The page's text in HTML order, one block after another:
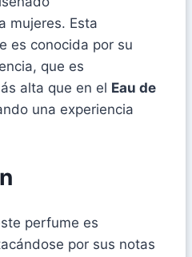
mujeres. Esta
es conocida por su
que es
alta que en el Eau de
una experiencia
perfume es
por sus notas